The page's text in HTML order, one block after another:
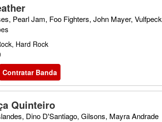
Pearl Jam, Foo Fighters, John Mayer, Vulfpeck
Hard Rock
Contratar Banda
Quinteiro
Dino D'Santiago, Gilsons, Mayra Andrade